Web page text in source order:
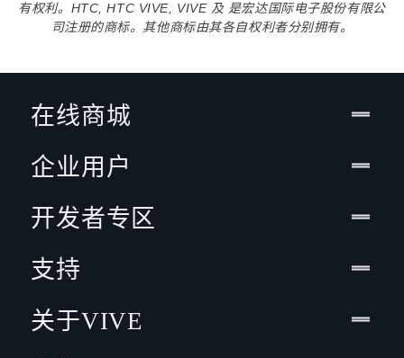
有权利。HTC, HTC VIVE, VIVE 及 是宏达国际电子股份有限公
司注册的商标。其他商标由其各自权利者分别拥有。
在线商城
企业用户
开发者专区
支持
关于VIVE